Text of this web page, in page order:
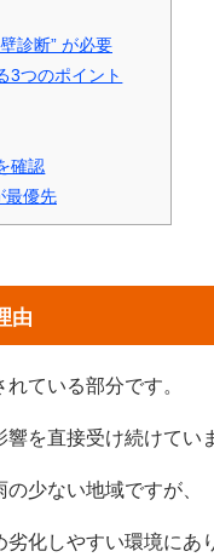
診断” が必要
3つのポイント
確認
最優先
由
ている部分です。
を直接受け続けてい
少ない地域ですが、
化しやすい環境にあ